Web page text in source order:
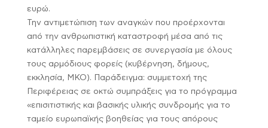
ευρώ.
Την αντιμετώπιση των αναγκών που προέρχονται
από την ανθρωπιστική καταστροφή μέσα από τις
κατάλληλες παρεμβάσεις σε συνεργασία με όλους
τους αρμόδιους φορείς (κυβέρνηση, δήμους,
εκκλησία, ΜΚΟ). Παράδειγμα: συμμετοχή της
Περιφέρειας σε οκτώ συμπράξεις για το πρόγραμμα
«επισιτιστικής και βασικής υλικής συνδρομής για το
ταμείο ευρωπαϊκής βοηθείας για τους απόρους